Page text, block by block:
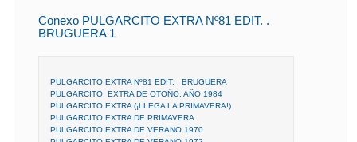
Conexo PULGARCITO EXTRA Nº81 EDIT. .
BRUGUERA 1
PULGARCITO EXTRA Nº81 EDIT. . BRUGUERA
PULGARCITO, EXTRA DE OTOÑO, AÑO 1984
PULGARCITO EXTRA (¡LLEGA LA PRIMAVERA!)
PULGARCITO EXTRA DE PRIMAVERA
PULGARCITO EXTRA DE VERANO 1970